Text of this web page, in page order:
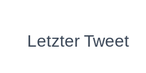
Letzter Tweet